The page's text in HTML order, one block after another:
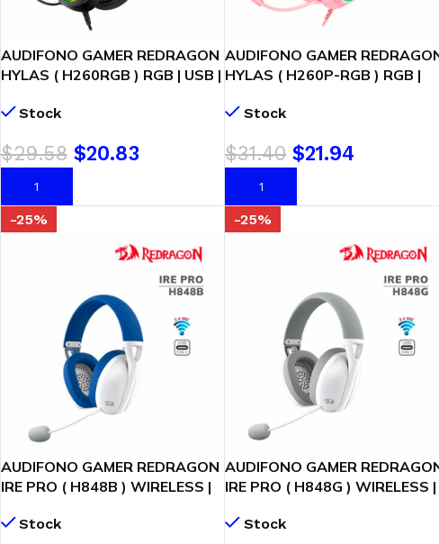
AUDIFONO GAMER REDRAGON
HYLAS ( H260RGB ) RGB | USB |
Stock
$29.58 $20.83
AÑADIR AL CARRITO
AUDIFONO GAMER
HYLAS ( H260P-RGB ) RGB |
Stock
$31.40 $21.94
AÑADIR AL CARRITO
-25%
AUDIFONO GAMER REDRAGON
IRE PRO ( H848B ) WIRELESS |
BLUEStock
-25%
AUDIFONO GAMER
IRE PRO ( H848G ) WIRELESS |
GREYStock